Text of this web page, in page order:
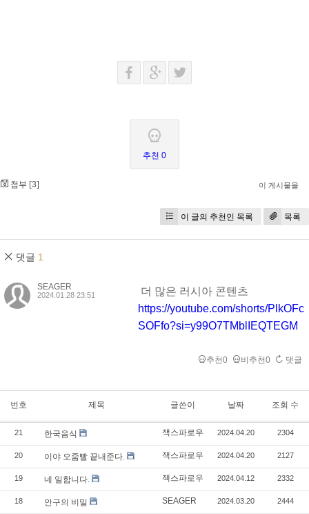
추천 0
첨부 [3] 이 게시물을
이 글의 추천인 목록 목록
댓글 1
SEAGER
2024.01.28 23:51
더 많은 러시아 콘텐츠
https://youtube.com/shorts/PlkOFc
SOFfo?si=y99O7TMblIEQTEGM
추천0 비추천0 댓글
번호 제목 글쓴이 날짜 조회 수
21 한국음식 잭스파로우 2024.04.20 2304
20 이야 오줌빨 끝내준다. 잭스파로우 2024.04.20 2127
19 네 일합니다. 잭스파로우 2024.04.12 2332
18 안구의 비밀 SEAGER 2024.03.20 2444